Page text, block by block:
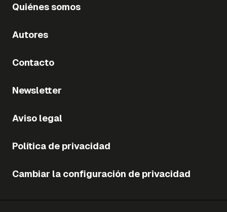
Quiénes somos
Autores
Contacto
Newsletter
Aviso legal
Política de privacidad
Cambiar la configuración de privacidad